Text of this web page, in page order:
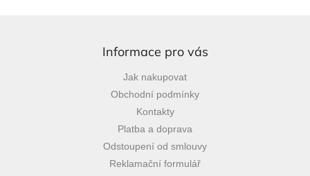
Informace pro vás
Jak nakupovat
Obchodní podmínky
Kontakty
Platba a doprava
Odstoupení od smlouvy
Reklamační formulář